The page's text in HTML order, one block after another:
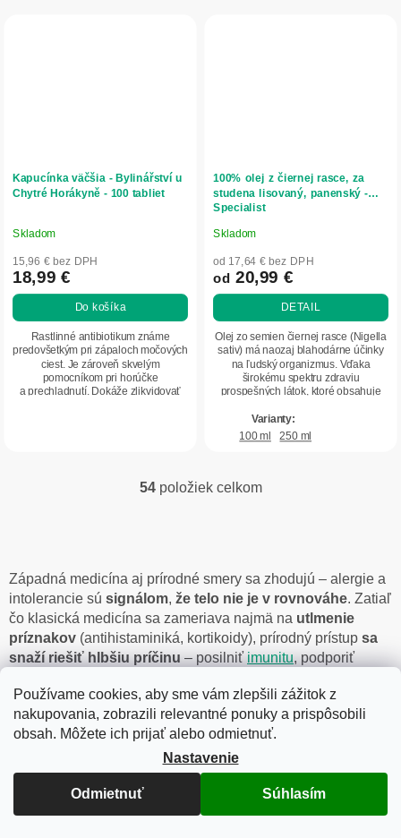
Používame cookies, aby sme vám zlepšili zážitok z
nakupovania, zobrazili relevantné ponuky a prispôsobili
obsah. Môžete ich prijať alebo odmietnuť.
Nastavenie
Odmietnuť Súhlasím
Kapucínka väčšia - Bylinářství u
Chytré Horákyně - 100 tabliet
Priemerné
hodnotenie
produktu
je
5
hviezdičiek.
Skladom
15,96 € bez DPH
18,99 €
Do košíka
Rastlinné antibiotikum známe
predovšetkým pri zápaloch močových
ciest. Je zároveň skvelým
pomocníkom pri horúčke
a prechladnutí. Dokáže zlikvidovať
100% olej z čiernej rasce, za
studena lisovaný, panenský -
Specialist
Priemerné
hodnotenie
produktu
je
z
5
hviezdičiek.
Skladom
od 17,64 € bez DPH
od 20,99 €
DETAIL
Olej zo semien čiernej rasce (Nigella
sativ) má naozaj blahodárne účinky
na ľudský organizmus. Vďaka
širokému spektru zdraviu
prospešných látok, ktoré obsahuje
100 ml 250 ml
O
a
c
i
e
p
r
k
y
v
p
u
54položiek celkom
Západná medicína aj prírodné smery sa zhodujú – alergie a
intolerancie sú signálom, že telo nie je v rovnováhe. Zatiaľ
čo klasická medicína sa zameriava najmä na utlmenie
príznakov (antihistaminiká, kortikoidy), prírodný prístup sa
snaží riešiť hlbšiu príčinu – posilniť imunitu, podporiť
Chcem sa dozvedieť viac